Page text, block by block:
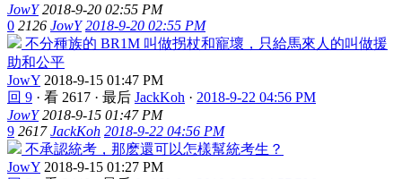
JowY 2018-9-20 02:55 PM
0 2126 JowY 2018-9-20 02:55 PM
不分種族的 BR1M 叫做拐杖和寵壞，只給馬來人的叫做援
助和公平
JowY 2018-9-15 01:47 PM
回 9 · 看 2617 · 最后 JackKoh · 2018-9-22 04:56 PM
JowY 2018-9-15 01:47 PM
9 2617 JackKoh 2018-9-22 04:56 PM
不承認統考，那麽還可以怎樣幫統考生？
JowY 2018-9-15 01:27 PM